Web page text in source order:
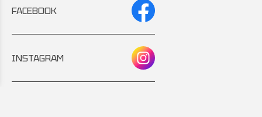
FACEBOOK
INSTAGRAM